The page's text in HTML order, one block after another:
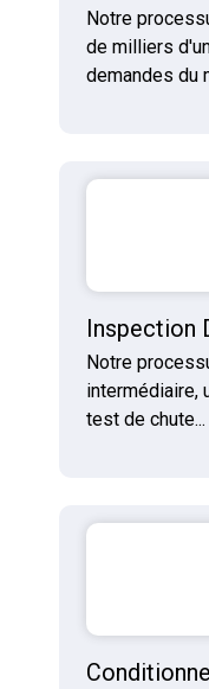
Notre
de milliers
demandes du
Inspection
Notre
intermédiaire,
test de chute...